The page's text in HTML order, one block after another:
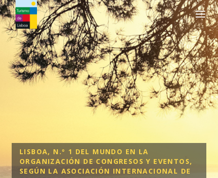
Logo de Turismo de Lisboa
LISBOA, N.º 1 DEL MUNDO EN LA
ORGANIZACIÓN DE CONGRESOS Y EVENTOS,
SEGÚN LA ASOCIACIÓN INTERNACIONAL DE